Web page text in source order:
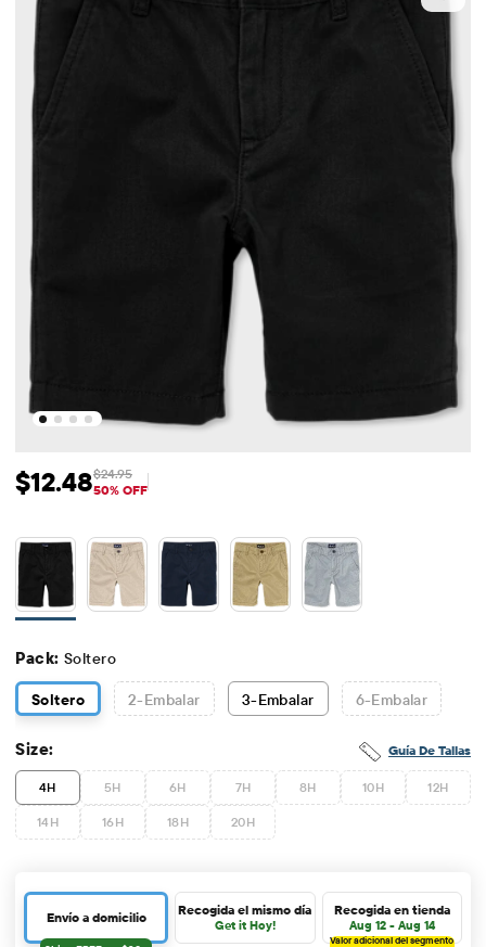
Precio de venta: $12.48
$12.48 Precio original: $24.95
$24.95
50% OFF
Pack: Soltero
Soltero 2-Embalar 3-Embalar 6-Embalar
Guía De Tallas
Size:
4H 5H 6H 7H 8H 10H 12H
14H 16H 18H 20H
Envío a domicilio Recogida el mismo día
Get it Hoy!
Recogida en tienda
Aug 12 - Aug 14
Valor adicional del segmento